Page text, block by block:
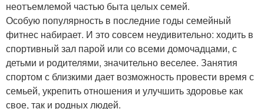
неотъемлемой частью быта целых семей.
Особую популярность в последние годы семейный
фитнес набирает. И это совсем неудивительно: ходить в
спортивный зал парой или со всеми домочадцами, с
детьми и родителями, значительно веселее. Занятия
спортом с близкими дает возможность провести время с
семьей, укрепить отношения и улучшить здоровье как
свое, так и родных людей.